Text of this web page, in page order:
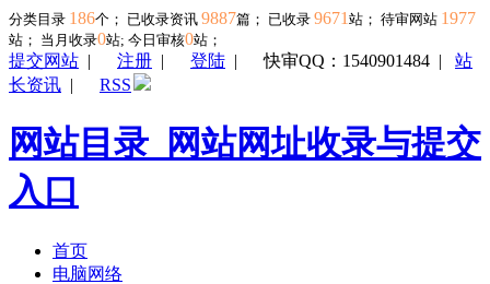
分类目录 186个； 已收录资讯 9887篇； 已收录 9671 站； 待审网站 1977
站； 当月收录0站; 今日审核0站；
提交网站 | 注册 | 登陆 |快审QQ：1540901484 | 站
长资讯 | RSS
网站目录_网站网址收录与提交
入口
首页
电脑网络